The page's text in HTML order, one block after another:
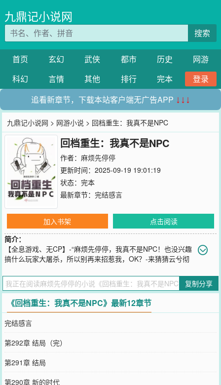
九鼎记小说网
搜索
首页 玄幻 武侠 都市 历史
网游
科幻
言情 其他 排行 完本
登录
追看新章节，下载本站客户端无广告APP ↓↓↓
九鼎记小说网 > 网游小说 > 回档重生：我真不是NPC
回档重生：我真不是NPC
作者： 麻烦先停停
更新时间：2025-09-19 19:01:19
状态：完本
最新章节： 完结感言
加入书架
点击阅读
简介：
【全息游戏、无CP】-“麻烦先停停，我真不是NPC！也没兴趣
搞什么玩家大屠杀，所以别再来招惹我，OK？-来猜猜云兮彻
您要是觉得《回档重生：我真不是NPC》还不错的话请不要忘记向您
QQ群和微博微信里的朋友推荐哦！
复制分享
《回档重生：我真不是NPC》最新12章节
完结感言
第292章 结局（完）
第291章 结局
第290章 新的时代